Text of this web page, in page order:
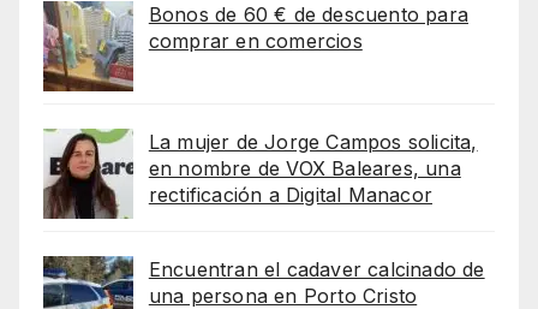
Bonos de 60 € de descuento para
comprar en comercios
La mujer de Jorge Campos solicita,
en nombre de VOX Baleares, una
rectificación a Digital Manacor
Encuentran el cadaver calcinado de
una persona en Porto Cristo